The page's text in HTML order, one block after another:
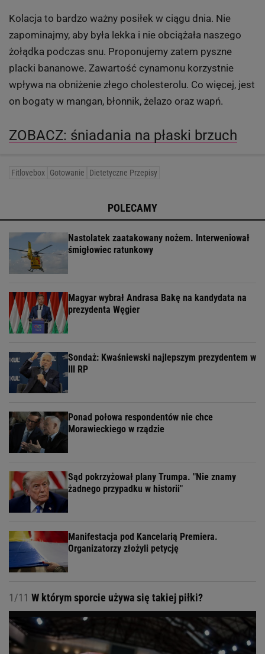
Kolacja to bardzo ważny posiłek w ciągu dnia. Nie
zapominajmy, aby była lekka i nie obciążała naszego
żołądka podczas snu. Proponujemy zatem pyszne
placki bananowe. Zawartość cynamonu korzystnie
wpływa na obniżenie złego cholesterolu. Co więcej, jest
on bogaty w mangan, błonnik, żelazo oraz wapń.
ZOBACZ: śniadania na płaski brzuch
Fitlovebox Gotowanie Dietetyczne Przepisy
POLECAMY
Nastolatek zaatakowany nożem. Interweniował
śmigłowiec ratunkowy
Magyar wybrał Andrasa Bakę na kandydata na
prezydenta Węgier
Sondaż: Kwaśniewski najlepszym prezydentem w
III RP
Ponad połowa respondentów nie chce
Morawieckiego w rządzie
Sąd pokrzyżował plany Trumpa. "Nie znamy
żadnego przypadku w historii"
Manifestacja pod Kancelarią Premiera.
Organizatorzy złożyli petycję
1/11 W którym sporcie używa się takiej piłki?